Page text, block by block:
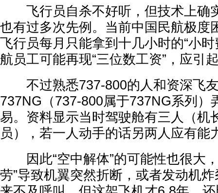
飞行员自杀不好听，但技术上确
也有过多次先例。当前中国民航极度
飞行员每月只能拿到十几小时的“小
航员工可能再现“三位数工资”，应引
不过熟悉737-800的人和资深飞友
737NG（737-800属于737NG系列）
易。资料显示当时驾驶舱有三人（机
员），若一人动手的话另两人应有能
因此“空中解体”的可能性也很大，
劳”导致机翼突然折断，或者发动机